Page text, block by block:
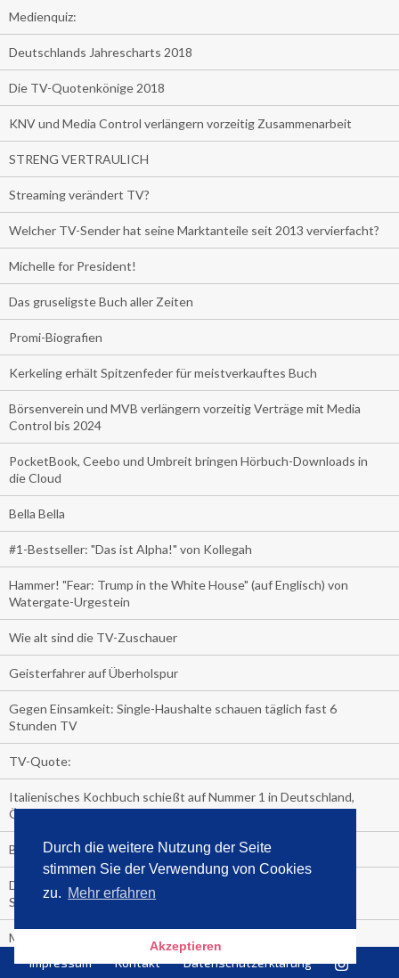
Durch die weitere Nutzung der Seite
stimmen Sie der Verwendung von Cookies
zu. Mehr erfahren
Akzeptieren
Medienquiz:
Deutschlands Jahrescharts 2018
Die TV-Quotenkönige 2018
KNV und Media Control verlängern vorzeitig Zusammenarbeit
STRENG VERTRAULICH
Streaming verändert TV?
Welcher TV-Sender hat seine Marktanteile seit 2013 vervierfacht?
Michelle for President!
Das gruseligste Buch aller Zeiten
Promi-Biografien
Kerkeling erhält Spitzenfeder für meistverkauftes Buch
Börsenverein und MVB verlängern vorzeitig Verträge mit Media
Control bis 2024
PocketBook, Ceebo und Umbreit bringen Hörbuch-Downloads in
die Cloud
Bella Bella
#1-Bestseller: "Das ist Alpha!" von Kollegah
Hammer! "Fear: Trump in the White House" (auf Englisch) von
Watergate-Urgestein
Wie alt sind die TV-Zuschauer
Geisterfahrer auf Überholspur
Gegen Einsamkeit: Single-Haushalte schauen täglich fast 6
Stunden TV
TV-Quote:
Italienisches Kochbuch schießt auf Nummer 1 in Deutschland,
Österreich und Schweiz
Blick in die Garage der TV-Dauerglotzer
Die Deutschen investieren, während die Österreicher und
Schweizer noch nachdenken, wie sie reich werden.
Meistverkaufte Blu-ray im zweiten Quartal – Doppelspitze für
Impressum Kontakt Datenschutzerklärung